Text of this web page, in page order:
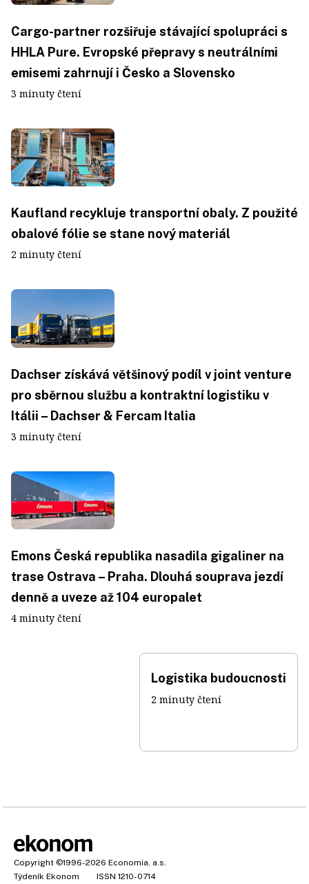
Cargo-partner rozšiřuje stávající spolupráci s
HHLA Pure. Evropské přepravy s neutrálními
emisemi zahrnují i Česko a Slovensko
3 minuty čtení
Kaufland recykluje transportní obaly. Z použité
obalové fólie se stane nový materiál
2 minuty čtení
Dachser získává většinový podíl v joint venture
pro sběrnou službu a kontraktní logistiku v
Itálii – Dachser & Fercam Italia
3 minuty čtení
Emons Česká republika nasadila gigaliner na
trase Ostrava – Praha. Dlouhá souprava jezdí
denně a uveze až 104 europalet
4 minuty čtení
Logistika budoucnosti
2 minuty čtení
Copyright ©1996-2026 Economia, a.s.
Týdeník Ekonom
ISSN 1210-0714